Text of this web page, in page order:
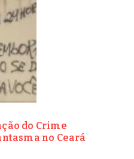
do Crime
no Ceará